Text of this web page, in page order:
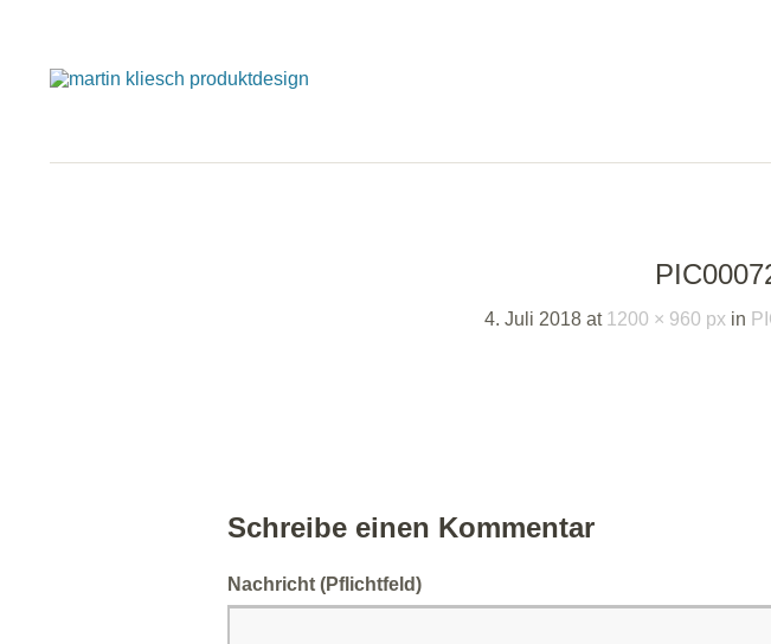
4. Juli 2018at 1200 × 960 px in
Schreibe einen Kommentar
Nachricht (Pflichtfeld)